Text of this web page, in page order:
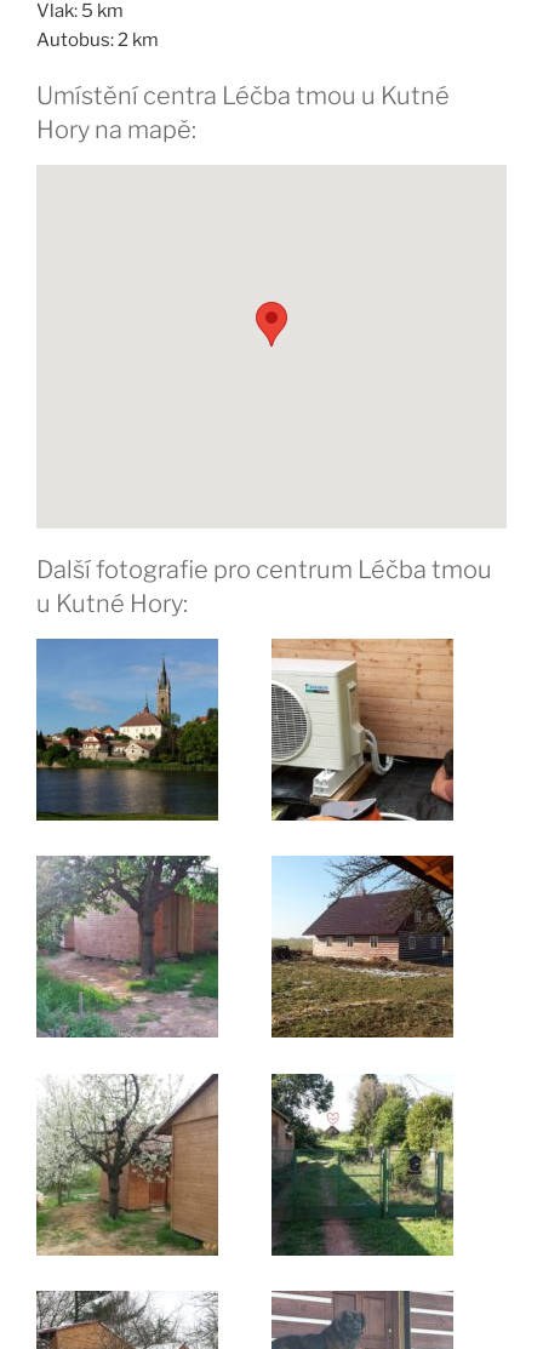
Vlak: 5 km
Autobus: 2 km
Umístění centra Léčba tmou u Kutné
Hory na mapě:
Další fotografie pro centrum Léčba tmou
u Kutné Hory: